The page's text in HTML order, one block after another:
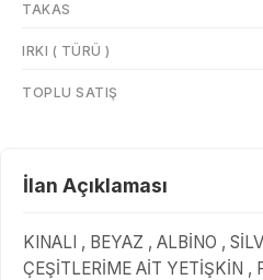
TAKAS
IRKI ( TÜRÜ )
TOPLU SATIŞ
İlan Açıklaması
KINALI , BEYAZ , ALBİNO ,
ÇEŞİTLERİME AİT YETİŞKİN ,